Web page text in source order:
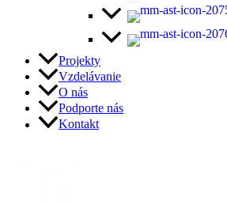
Projekty
Vzdelávanie
O nás
Podporte nás
Kontakt